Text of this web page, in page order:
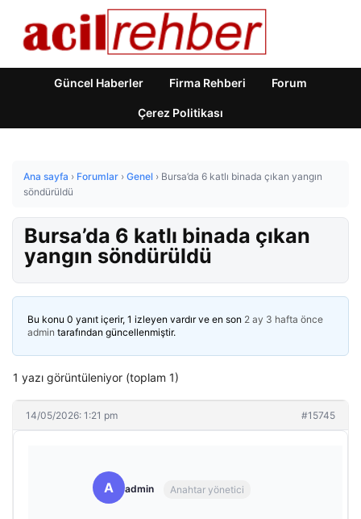
Güncel Haberler Firma Rehberi Forum
Çerez Politikası
Ana sayfa › Forumlar › Genel › Bursa’da 6 katlı binada çıkan yangın
söndürüldü
Bursa’da 6 katlı binada çıkan
yangın söndürüldü
Bu konu 0 yanıt içerir, 1 izleyen vardır ve en son 2 ay 3 hafta önce
admin tarafından güncellenmiştir.
1 yazı görüntüleniyor (toplam 1)
14/05/2026: 1:21 pm #15745
A admin Anahtar yönetici